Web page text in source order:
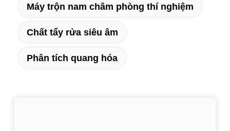
Máy trộn nam châm phòng thí nghiệm
Chất tẩy rửa siêu âm
Phân tích quang hóa